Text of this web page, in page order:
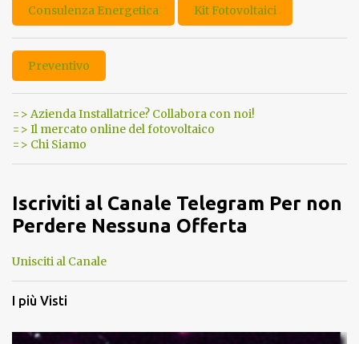
Consulenza Energetica Kit Fotovoltaici
Preventivo
=> Azienda Installatrice? Collabora con noi!
=> Il mercato online del fotovoltaico
=> Chi Siamo
Iscriviti al Canale Telegram Per non
Perdere Nessuna Offerta
Unisciti al Canale
I più Visti